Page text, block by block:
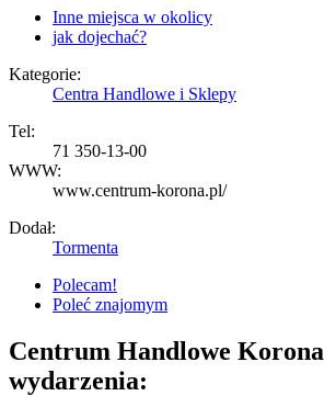
Inne miejsca w okolicy
jak dojechać?
Kategorie:
Centra Handlowe i Sklepy
Tel:
71 350-13-00
WWW:
www.centrum-korona.pl/
Dodał:
Tormenta
Polecam!
Poleć znajomym
Centrum Handlowe Korona
wydarzenia: